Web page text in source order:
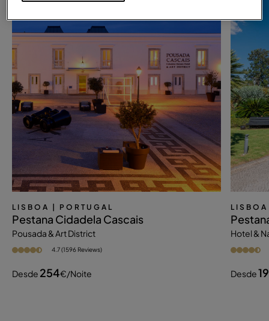
LISBOA | PORTUGAL
Pestana Cidadela Cascais
Pousada & Art District
4.7 (1596 Reviews)
Desde 254€/noite
LISBOA
Hotel &
Desde